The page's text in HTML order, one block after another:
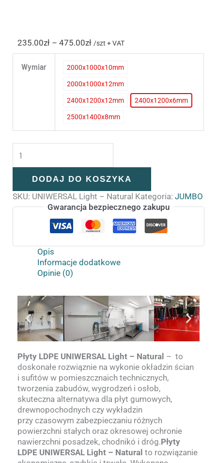
235.00zł – 475.00zł /szt + VAT
Wymiar 2000x1000x10mm2000x1000x10mm
2000x1000x12mm2000x1000x12mm
2400x1200x12mm2400x1200x12mm
2400x1200x6mm
2500x1400x8mm2500x1400x8mm
DODAJ DO KOSZYKA
SKU: UNIWERSAL Light – Natural Kategoria:JUMBO
Gwarancja bezpiecznego zakupu
Opis
Informacje dodatkowe
Opinie (0)
Płyty LDPE UNIWERSAL Light – Natural – to
doskonałe rozwiąznie na wykonie okładzin ścian
i sufitów w pomieszcznaich technicznych,
tworzenia zabudów, wygrodzeń i osłob,
skuteczna alternatywa dla płyt gumowych,
drewnopochodnych czy wykładzin
przy czasowym zabezpieczaniu różnych
powierzchni stałych oraz okresowej ochronie
nawierzchni posadzek, chodnikó i dróg.Płyty
LDPE UNIWERSAL Light – Naturalto rozwiązanie